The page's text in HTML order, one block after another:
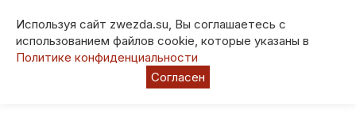
Используя сайт zwezda.su, Вы соглашаетесь с
использованием файлов cookie, которые указаны в
Политике конфиденциальности
Согласен